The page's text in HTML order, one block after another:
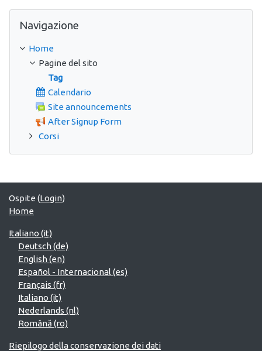
Navigazione
Home
Pagine del sito
Tag
Calendario
Site announcements
After Signup Form
Corsi
Ospite (Login)
Home
Italiano ‎(it)‎
Deutsch ‎(de)‎
English ‎(en)‎
Español - Internacional ‎(es)‎
Français ‎(fr)‎
Italiano ‎(it)‎
Nederlands ‎(nl)‎
Română ‎(ro)‎
Riepilogo della conservazione dei dati